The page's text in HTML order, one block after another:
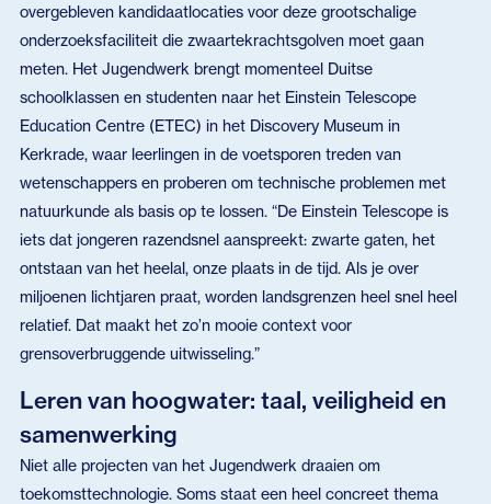
overgebleven kandidaatlocaties voor deze grootschalige
onderzoeksfaciliteit die zwaartekrachtsgolven moet gaan
meten. Het Jugendwerk brengt momenteel Duitse
schoolklassen en studenten naar het Einstein Telescope
Education Centre (ETEC) in het Discovery Museum in
Kerkrade, waar leerlingen in de voetsporen treden van
wetenschappers en proberen om technische problemen met
natuurkunde als basis op te lossen. “De Einstein Telescope is
iets dat jongeren razendsnel aanspreekt: zwarte gaten, het
ontstaan van het heelal, onze plaats in de tijd. Als je over
miljoenen lichtjaren praat, worden landsgrenzen heel snel heel
relatief. Dat maakt het zo’n mooie context voor
grensoverbruggende uitwisseling.”
Leren van hoogwater: taal, veiligheid en
samenwerking
Niet alle projecten van het Jugendwerk draaien om
toekomsttechnologie. Soms staat een heel concreet thema